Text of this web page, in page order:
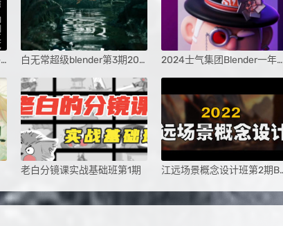
卢帅第3期包装设计+Blender全能班 白无常超级blender第3期2024 2024士气集团Blender一年级二期预科班
老白分镜课实战基础班第1期 江远场景概